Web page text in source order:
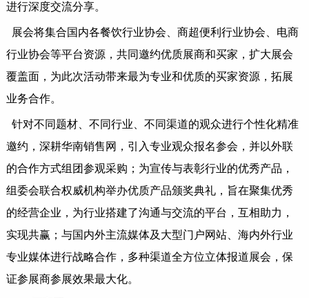
进行深度交流分享。
展会将集合国内各餐饮行业协会、商超便利行业协会、电商
行业协会等平台资源，共同邀约优质展商和买家，扩大展会
覆盖面，为此次活动带来最为专业和优质的买家资源，拓展
业务合作。
针对不同题材、不同行业、不同渠道的观众进行个性化精准
邀约，深耕华南销售网，引入专业观众报名参会，并以外联
的合作方式组团参观采购；为宣传与表彰行业的优秀产品，
组委会联合权威机构举办优质产品颁奖典礼，旨在聚集优秀
的经营企业，为行业搭建了沟通与交流的平台，互相助力，
实现共赢；与国内外主流媒体及大型门户网站、海内外行业
专业媒体进行战略合作，多种渠道全方位立体报道展会，保
证参展商参展效果最大化。